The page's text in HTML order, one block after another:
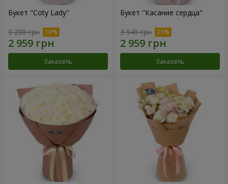
Букет "Coty Lady"
3 288 грн
Заказать
Букет "Касание сердца"
3 945 грн
Заказать